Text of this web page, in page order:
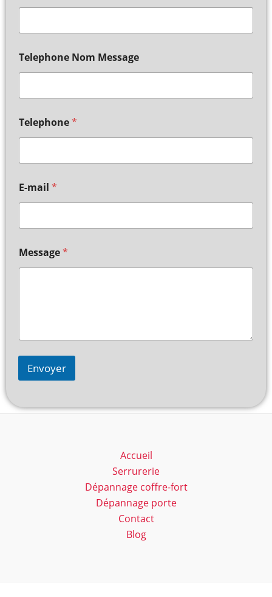
Telephone Nom Message
Telephone*
E-mail *
Message*
Envoyer
Accueil
Serrurerie
Dépannage coffre-fort
Dépannage porte
Contact
Blog